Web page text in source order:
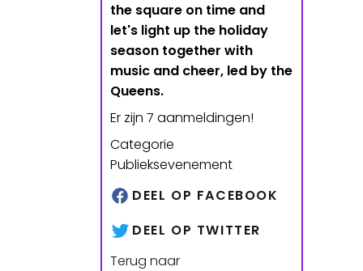
the square on time and
let's light up the holiday
season together with
music and cheer, led by the
Queens.
Er zijn 7 aanmeldingen!
Categorie
Publieksevenement
DEEL OP FACEBOOK
DEEL OP TWITTER
Terug naar